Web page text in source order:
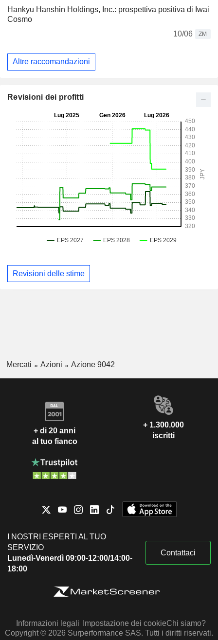
Hankyu Hanshin Holdings, Inc.: prospettiva positiva di Iwai
Cosmo
10/06
ZM
Altre raccomandazioni
Revisioni dei profitti
Revisioni delle stime
Mercati Azioni Azione 9042
+ di 20 anni
al tuo fianco
+ 1.300.000
iscritti
I NOSTRI ESPERTI AL TUO
SERVIZIO
Lunedì-Venerdì 09:00-12:00/14:00-
18:00
Contattaci
Informazioni legali Impostazione dei cookieChi siamo?
Copyright © 2026 Surperformance SAS. Tutti i diritti riservati.